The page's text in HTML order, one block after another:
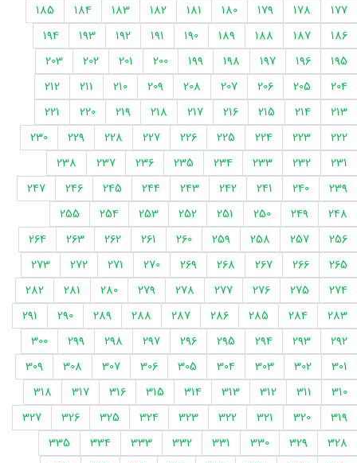
177
178
179
180
181
182
183
184
185
186
187
188
189
190
191
192
193
194
195
196
197
198
199
200
201
202
203
204
205
206
207
208
209
210
211
212
213
214
215
216
217
218
219
220
221
222
223
224
225
226
227
228
229
230
231
232
233
234
235
236
237
238
239
240
241
242
243
244
245
246
247
248
249
250
251
252
253
254
255
256
257
258
259
260
261
262
263
264
265
266
267
268
269
270
271
272
273
274
275
276
277
278
279
280
281
282
283
284
285
286
287
288
289
290
291
292
293
294
295
296
297
298
299
300
301
302
303
304
305
306
307
308
309
310
311
312
313
314
315
316
317
318
319
320
321
322
323
324
325
326
327
328
329
330
331
332
333
334
335